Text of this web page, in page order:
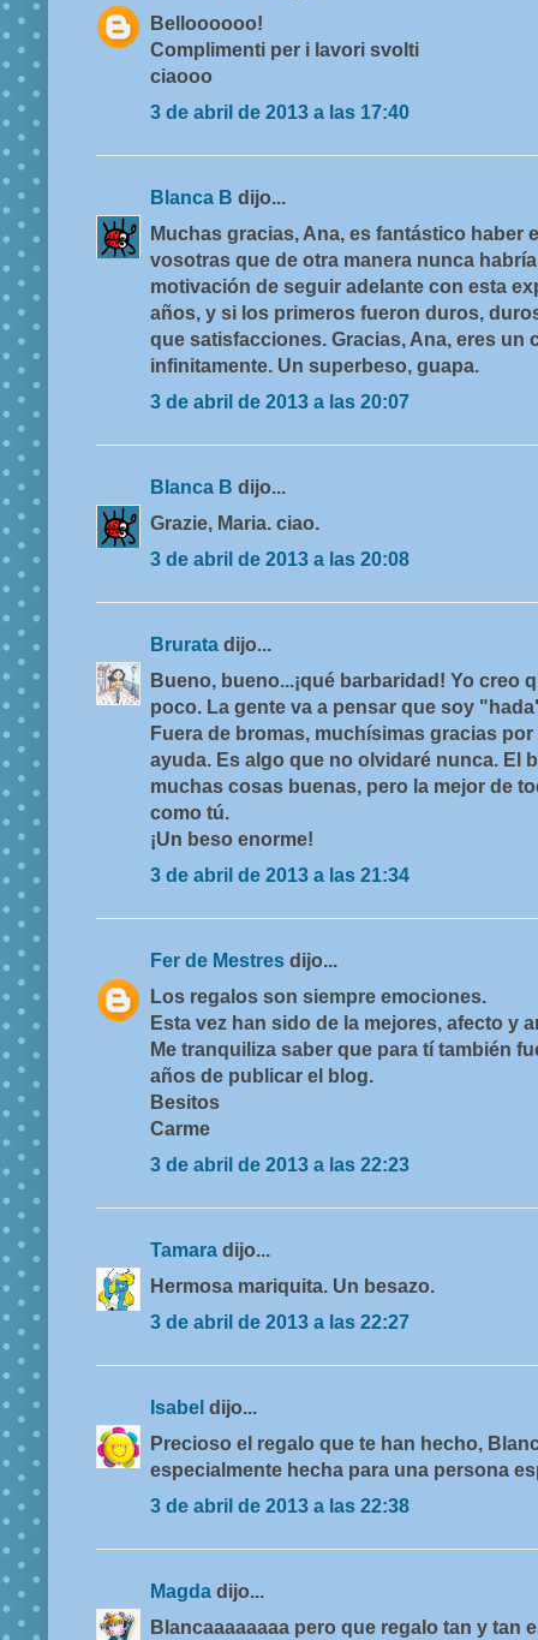
Belloooooo!
Complimenti per i lavori svolti
ciaooo
3 de abril de 2013 a las 17:40
Blanca B dijo...
Muchas gracias, Ana, es fantástico haber
vosotras que de otra manera nunca
motivación de seguir adelante con esta
años, y si los primeros fueron duros,
que satisfacciones. Gracias, Ana, eres un
infinitamente. Un superbeso, guapa.
3 de abril de 2013 a las 20:07
Blanca B dijo...
Grazie, Maria. ciao.
3 de abril de 2013 a las 20:08
Brurata dijo...
Bueno, bueno...¡qué barbaridad! Yo creo
poco. La gente va a pensar que soy
Fuera de bromas, muchísimas gracias
ayuda. Es algo que no olvidaré nunca. El
muchas cosas buenas, pero la mejor de
como tú.
¡Un beso enorme!
3 de abril de 2013 a las 21:34
Fer de Mestres dijo...
Los regalos son siempre emociones.
Esta vez han sido de la mejores, afecto y
Me tranquiliza saber que para tí también
años de publicar el blog.
Besitos
Carme
3 de abril de 2013 a las 22:23
Tamara dijo...
Hermosa mariquita. Un besazo.
3 de abril de 2013 a las 22:27
Isabel dijo...
Precioso el regalo que te han hecho,
especialmente hecha para una persona
3 de abril de 2013 a las 22:38
Magda dijo...
Blancaaaaaaaa pero que regalo tan y tan